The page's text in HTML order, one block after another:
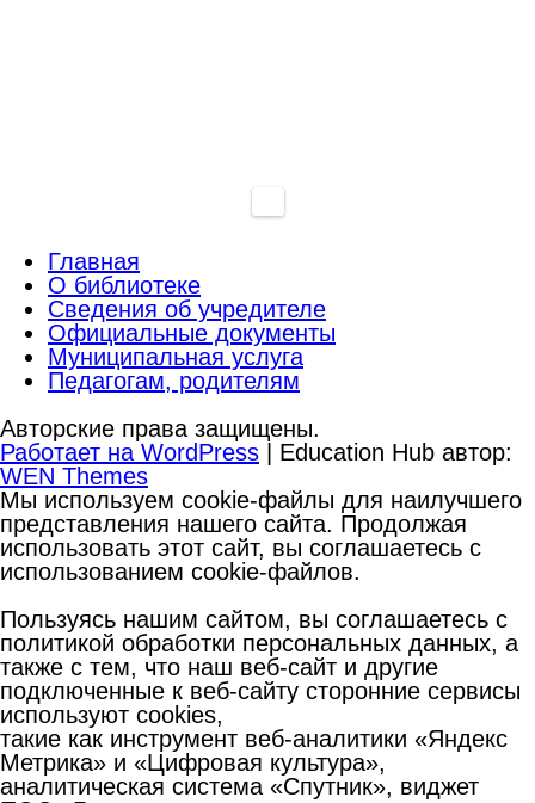
Главная
О библиотеке
Сведения об учредителе
Официальные документы
Муниципальная услуга
Педагогам, родителям
Авторские права защищены.
Работает на WordPress | Education Hub автор:
WEN Themes
Мы используем cookie-файлы для наилучшего
представления нашего сайта. Продолжая
использовать этот сайт, вы соглашаетесь с
использованием cookie-файлов.
Пользуясь нашим сайтом, вы соглашаетесь с
политикой обработки персональных данных, а
также с тем, что наш веб-сайт и другие
подключенные к веб-сайту сторонние сервисы
используют cookies,
такие как инструмент веб-аналитики «Яндекс
Метрика» и «Цифровая культура»,
аналитическая система «Спутник», виджет